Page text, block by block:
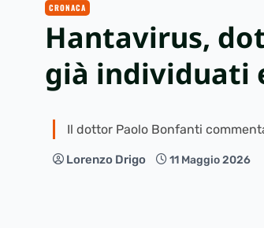
CRONACA
Hantavirus,
già individuati
Il dottor Paolo Bonfanti
Lorenzo Drigo 11 Maggio 2026